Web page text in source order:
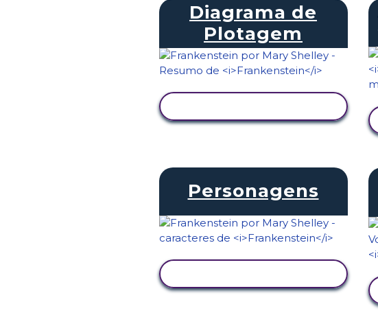
Diagrama de
Plotagem
Personagens